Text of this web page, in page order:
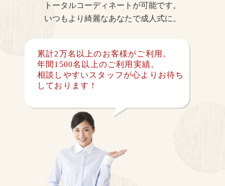
トータルコーディネートが可能です。
いつもより綺麗なあなたで成人式に。
累計2万名以上のお客様がご利用。
年間1500名以上のご利用実績。
相談しやすいスタッフが心よりお待ち
しております！